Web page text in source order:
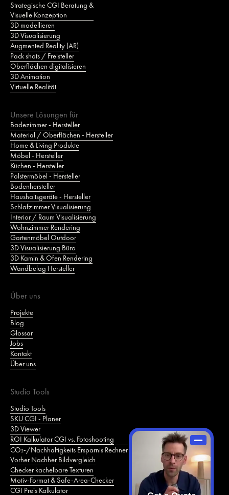
Strategische CGI Beratung &
Visuelle Konzeption
3D modellieren
3D Visualisierung
Augmented Reality (AR)
Pack shots / Freisteller
Oberflächen digitalisieren
3D Animation
Virtuelle Realität
Unsere Lösungen für
Badezimmer - Hersteller
Material / Oberflächen - Hersteller
Home & Living Produkte
Möbel - Hersteller
Küchen - Hersteller
Polstermöbel - Hersteller
Bodenhersteller
Haushaltsgeräte - Hersteller
Schlafzimmer Visualisierung
Interior / Raum Visualisierung
Wohnzimmer Rendering
Gartenmöbel Outdoor
3D Visualisierung Büro
3D Kamin & Ofen Rendering
Wandbelag Hersteller
Über uns
Projekte
Blog
Glossar
Jobs
Kontakt
Über uns
Studio Tools
Studio Tools
SKU CGI - Planer
3D Viewer
ROI Kalkulator CGI vs. Fotoshooting
CO₂‑/Nachhaltigkeits Ersparnis Rechner
Vorher Nachher Bildvergleich
Checker kachelbare Texturen
Motiv‑Format & Safe‑Area‑Checker
CGI Preis Kalkulator